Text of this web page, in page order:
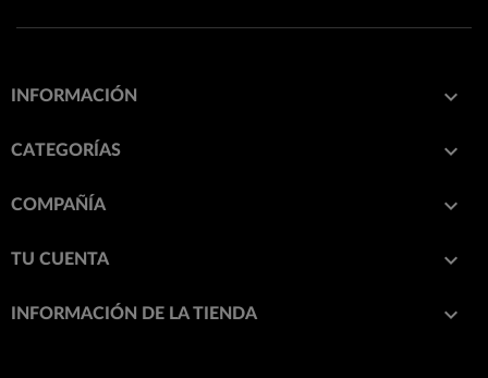
INFORMACIÓN 
CATEGORÍAS 
COMPAÑÍA 
TU CUENTA 
INFORMACIÓN DE LA TIENDA keyboard_arrow_down